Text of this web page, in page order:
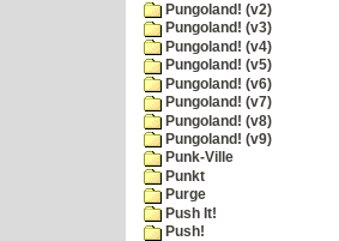
Pungoland! (v2)
Pungoland! (v3)
Pungoland! (v4)
Pungoland! (v5)
Pungoland! (v6)
Pungoland! (v7)
Pungoland! (v8)
Pungoland! (v9)
Punk-Ville
Punkt
Purge
Push It!
Push!